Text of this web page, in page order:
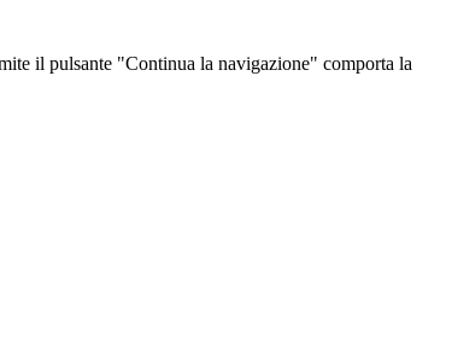
il pulsante "Continua la navigazione" comporta la